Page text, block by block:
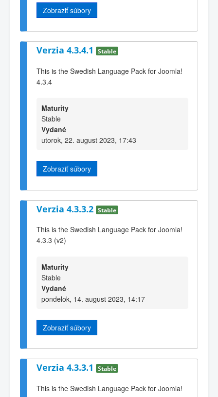
Zobraziť súbory
Verzia 4.3.4.1 Stable
This is the Swedish Language Pack for Joomla!
4.3.4
Maturity
Stable
Vydané
utorok, 22. august 2023, 17:43
Zobraziť súbory
Verzia 4.3.3.2 Stable
This is the Swedish Language Pack for Joomla!
4.3.3 (v2)
Maturity
Stable
Vydané
pondelok, 14. august 2023, 14:17
Zobraziť súbory
Verzia 4.3.3.1 Stable
This is the Swedish Language Pack for Joomla!